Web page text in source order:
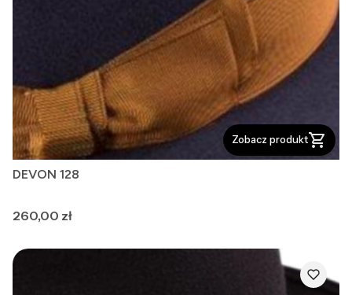
Zobacz produkt
DEVON 128
Cena
260,00 zł